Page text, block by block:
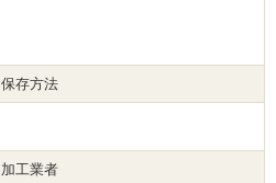
保存方法
加工業者